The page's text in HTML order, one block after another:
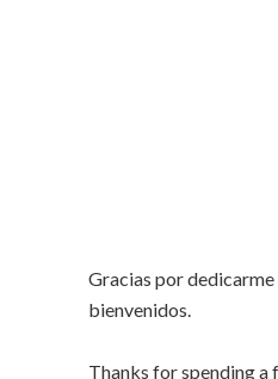
Gracias por dedicarme
bienvenidos.
Thanks for spending a